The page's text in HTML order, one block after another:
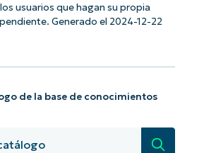
usuarios que hagan su propia
Generado el 2024-12-22
de la base de conocimientos
con los análisis de KB
en IA de NinjaOne!